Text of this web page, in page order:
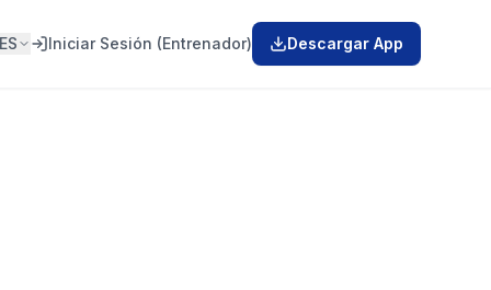
ES Iniciar Sesión (Entrenador) Descargar App